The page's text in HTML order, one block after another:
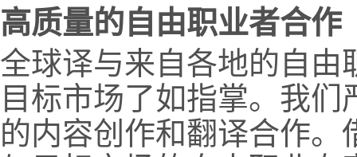
高质量的自由职业者合作
全球译与来自各地的自由
目标市场了如指掌。我
的内容创作和翻译合作